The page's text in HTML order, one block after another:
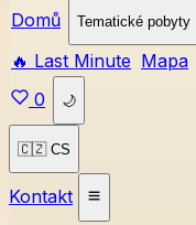
Domů
Tematické pobyty
🔥 Last Minute Mapa
0
🌙
🇨🇿 CS
Kontakt